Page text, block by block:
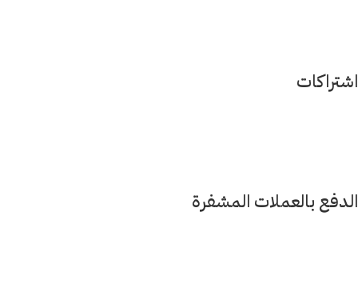
اشتراكات
الدفع بالعملات المشفرة